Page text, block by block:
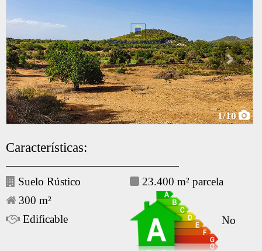
1/10
Características:
Suelo Rústico
300 m²
Edificable
23.400 m² parcela
No